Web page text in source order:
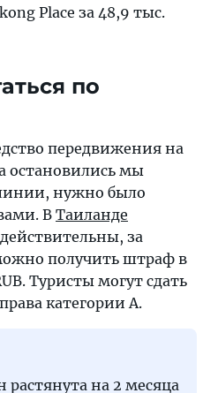
Place за 48,9 тыс.
по
передвижения на
остановились мы
нужно было
В Таиланде
за
получить штраф в
Туристы могут сдать
категории А.
растянута на 2 месяца